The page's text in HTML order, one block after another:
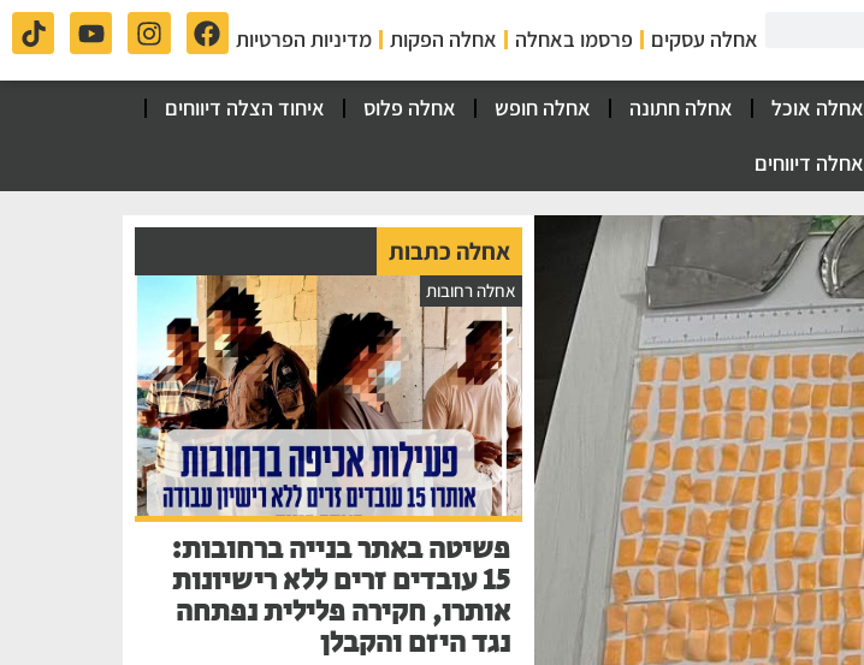
אחלה עסקים פרסמו באחלה אחלה הפקות מדיניות הפרטיות
אחלה אוכל אחלה חתונה אחלה חופש אחלה פלוס
איחוד הצלה דיווחים
אחלה דיווחים
אחלה כתבות
אחלה רחובות
פשיטה באתר בנייה ברחובות:
15 עובדים זרים ללא רישיונות
אותרו, חקירה פלילית נפתחה
נגד היזם והקבלן